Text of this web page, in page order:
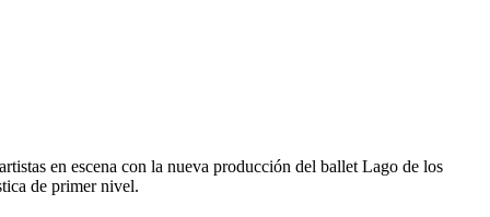
en escena con la nueva producción del ballet Lago de los
de primer nivel.